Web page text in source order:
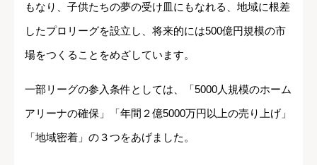
もなり、子供たちの夢の受け皿にもなれる、地域に根差
したプロリーグを設立し、将来的には500億円規模の市
場をつくることをめざしています。
一部リーグの参入条件としては、「5000人規模のホーム
アリーナの確保」「年間２億5000万円以上の売り上げ」
「地域密着」の３つをあげました。